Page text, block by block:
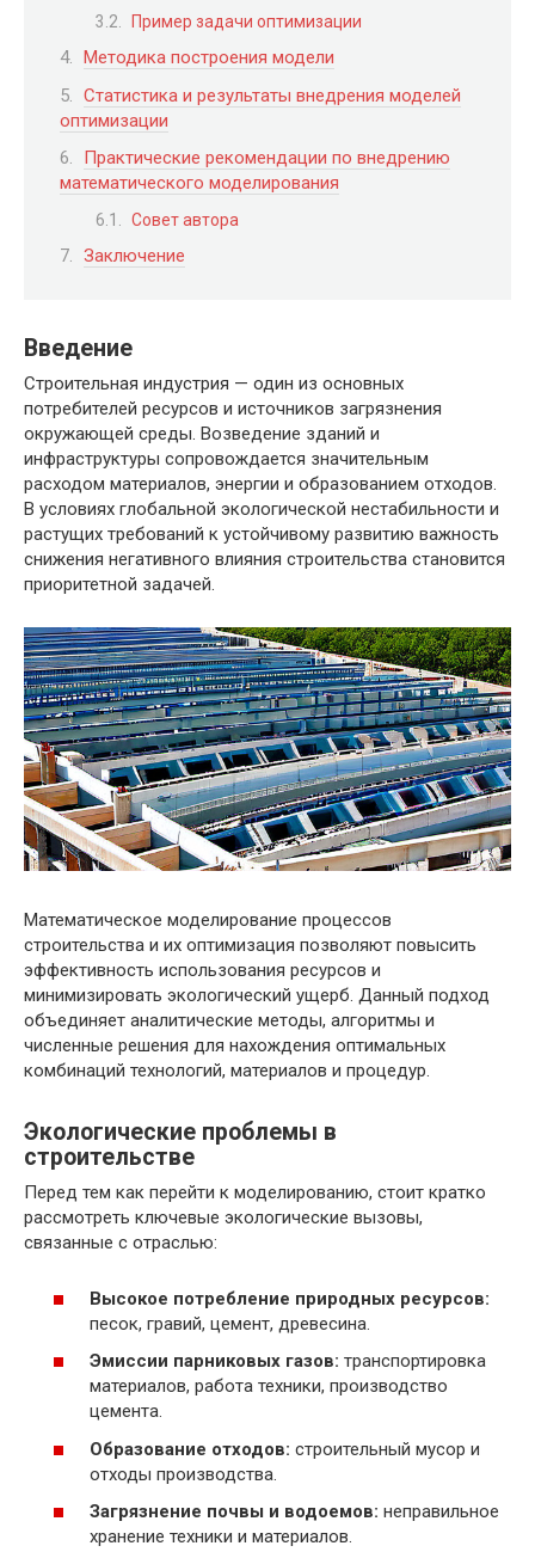
Пример задачи оптимизации
Методика построения модели
Статистика и результаты внедрения моделей
оптимизации
Практические рекомендации по внедрению
математического моделирования
Совет автора
Заключение
Введение
Строительная индустрия — один из основных
потребителей ресурсов и источников загрязнения
окружающей среды. Возведение зданий и
инфраструктуры сопровождается значительным
расходом материалов, энергии и образованием отходов.
В условиях глобальной экологической нестабильности и
растущих требований к устойчивому развитию важность
снижения негативного влияния строительства становится
приоритетной задачей.
Математическое моделирование процессов
строительства и их оптимизация позволяют повысить
эффективность использования ресурсов и
минимизировать экологический ущерб. Данный подход
объединяет аналитические методы, алгоритмы и
численные решения для нахождения оптимальных
комбинаций технологий, материалов и процедур.
Экологические проблемы в
строительстве
Перед тем как перейти к моделированию, стоит кратко
рассмотреть ключевые экологические вызовы,
связанные с отраслью:
Высокое потребление природных ресурсов:
песок, гравий, цемент, древесина.
Эмиссии парниковых газов: транспортировка
материалов, работа техники, производство
цемента.
Образование отходов: строительный мусор и
отходы производства.
Загрязнение почвы и водоемов: неправильное
хранение техники и материалов.